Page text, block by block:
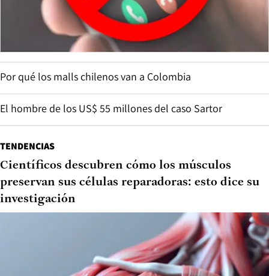
Por qué los malls chilenos van a Colombia
El hombre de los US$ 55 millones del caso Sartor
TENDENCIAS
Científicos descubren cómo los músculos
preservan sus células reparadoras: esto dice su
investigación